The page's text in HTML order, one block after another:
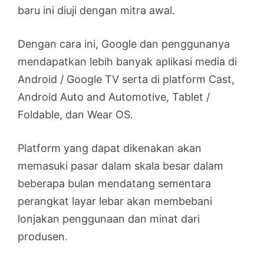
baru ini diuji dengan mitra awal.
Dengan cara ini, Google dan penggunanya
mendapatkan lebih banyak aplikasi media di
Android / Google TV serta di platform Cast,
Android Auto and Automotive, Tablet /
Foldable, dan Wear OS.
Platform yang dapat dikenakan akan
memasuki pasar dalam skala besar dalam
beberapa bulan mendatang sementara
perangkat layar lebar akan membebani
lonjakan penggunaan dan minat dari
produsen.